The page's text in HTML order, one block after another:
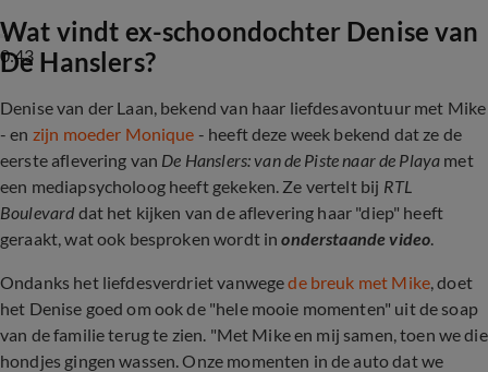
0:43
Wat vindt ex-schoondochter Denise van
De Hanslers?
Denise van der Laan, bekend van haar liefdesavontuur met Mike
- en zijn moeder Monique - heeft deze week bekend dat ze de
eerste aflevering van De Hanslers: van de Piste naar de Playa met
een mediapsycholoog heeft gekeken. Ze vertelt bij RTL
Boulevard dat het kijken van de aflevering haar "diep" heeft
geraakt, wat ook besproken wordt inonderstaande video.
Ondanks het liefdesverdriet vanwegede breuk met Mike, doet
het Denise goed om ook de "hele mooie momenten" uit de soap
van de familie terug te zien. "Met Mike en mij samen, toen we die
hondjes gingen wassen. Onze momenten in de auto dat we